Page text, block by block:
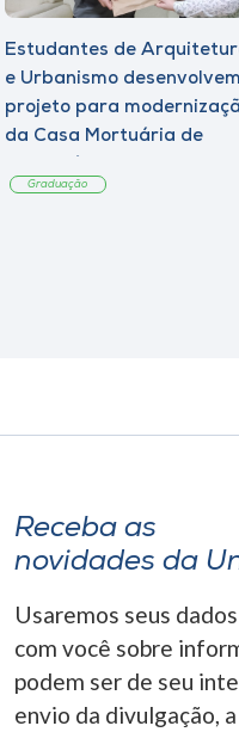
Estudantes de
e Urbanismo desenvolvem
projeto para
da Casa Mortuária de
Graduação
Receba as
novidades da
Usaremos seus
com você sobre
podem ser de seu
envio da divulgação,